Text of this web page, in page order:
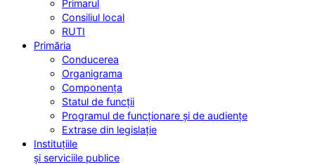
Primarul
Consiliul local
RUTI
Primăria
Conducerea
Organigrama
Componența
Statul de funcții
Programul de funcționare și de audiențe
Extrase din legislație
Instituțiile
și serviciile publice